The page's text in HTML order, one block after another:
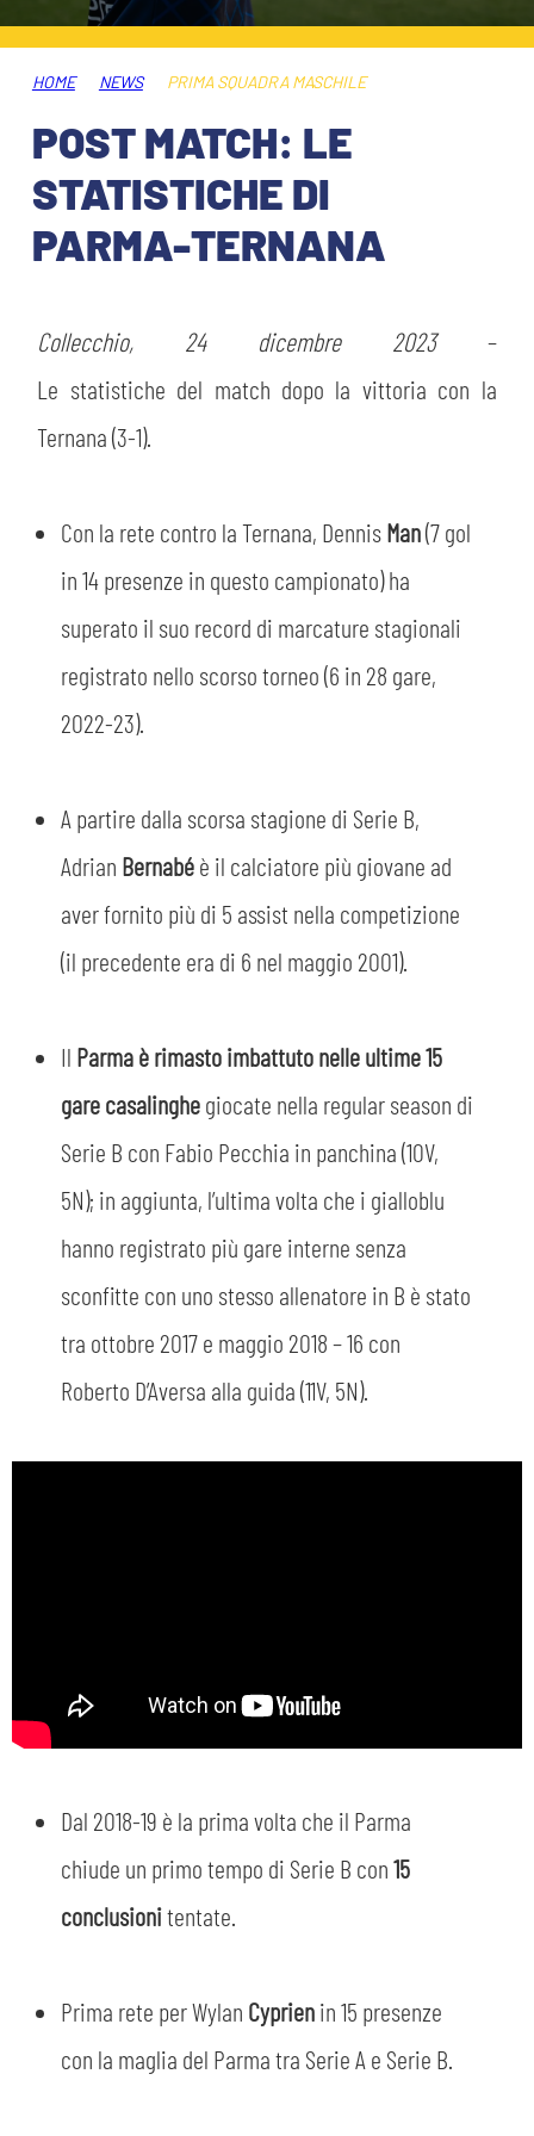
ABBONAMENTI
INFO BIGLIETTI
MUSEUM CLUB EXPERIENCE
TARDINI CARD
TRASFERTE
TICKET GIFT CARD
SHOP
HOSPITALITY
HOSPITALITY
MUSEUM CLUB EXPERIENCE
ESPORTS
ORGANIGRAMMA
MUSEO
INFORMATIVA FINANZIARIA
STADIO TARDINI
PLAY GREEN
CSR
ACADEMY
PARTNER
MEDIA
HOME NEWS PRIMA SQUADRA MASCHILE
POST MATCH: LE
STATISTICHE DI
PARMA-TERNANA
Collecchio, 24 dicembre 2023–
Le statistiche del match dopo la vittoria con la
Ternana (3-1).
Con la rete contro la Ternana, DennisMan(7 gol
in 14 presenze in questo campionato) ha
superato il suo record di marcature stagionali
registrato nello scorso torneo (6 in 28 gare,
2022-23).
A partire dalla scorsa stagione di Serie B,
Adrian Bernabéè il calciatore più giovane ad
aver fornito più di 5 assist nella competizione
(il precedente era di 6 nel maggio 2001).
Il Parma è rimasto imbattuto nelle ultime 15
gare casalinghegiocate nella regular season di
Serie B con Fabio Pecchia in panchina (10V,
5N); in aggiunta, l’ultima volta che i gialloblu
hanno registrato più gare interne senza
sconfitte con uno stesso allenatore in B è stato
tra ottobre 2017 e maggio 2018 – 16 con
Roberto D’Aversa alla guida (11V, 5N).
Dal 2018-19 è la prima volta che il Parma
chiude un primo tempo di Serie B con15
conclusionitentate.
Prima rete per Wylan Cyprienin 15 presenze
con la maglia del Parma tra Serie A e Serie B.